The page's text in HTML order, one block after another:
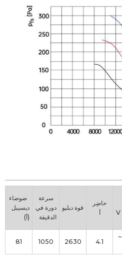
حاضِر
أ
قوة دبليو
سرعة
دورة في
الدقيقة
ضوضاء
ديسيبل
(أ)
380 ~
4.1
2630
1050
81